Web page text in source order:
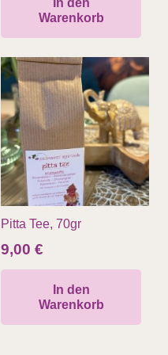
In den
Warenkorb
Pitta Tee, 70gr
9,00 €
In den
Warenkorb